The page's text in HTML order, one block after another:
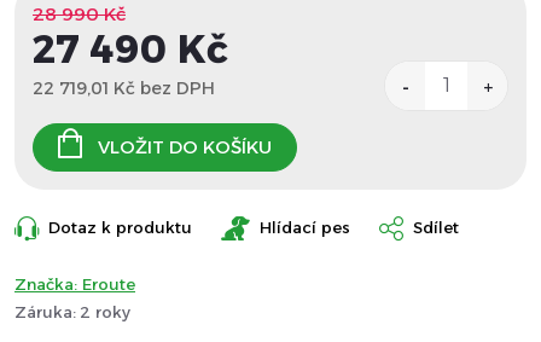
28 990 Kč
27 490 Kč
22 719,01 Kč bez DPH
cena:
VLOŽIT DO KOŠÍKU
Dotaz k produktu Hlídací pes Sdílet
Značka: Eroute
Záruka: 2 roky